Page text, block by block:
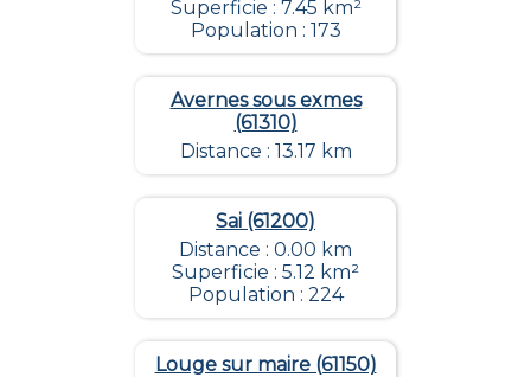
Superficie : 7.45 km²
Population : 173
Avernes sous exmes
(61310)
Distance : 13.17 km
Sai (61200)
Distance : 0.00 km
Superficie : 5.12 km²
Population : 224
Louge sur maire (61150)